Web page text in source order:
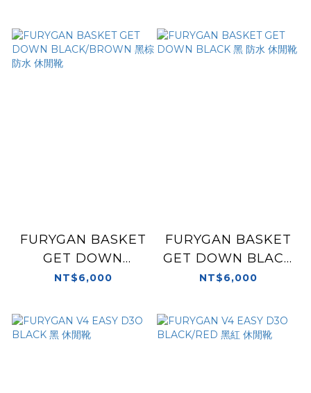
FURYGAN BASKET
GET DOWN
BLACK/BROWN 黑
NT$6,000
FURYGAN BASKET
GET DOWN BLACK
黑 防水 休閒靴
NT$6,000